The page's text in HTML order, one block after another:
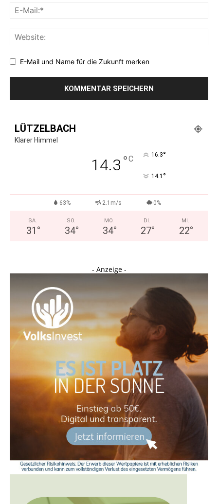
E-Mail und Name für die Zukunft merken
LÜTZELBACH
Klarer Himmel
14.3 °C 16.3°
14.1 °
63% 2.1m/s 0%
SA.
31 °
SO.
34°
MO.
34°
DI.
27°
MI.
22°
- Anzeige -